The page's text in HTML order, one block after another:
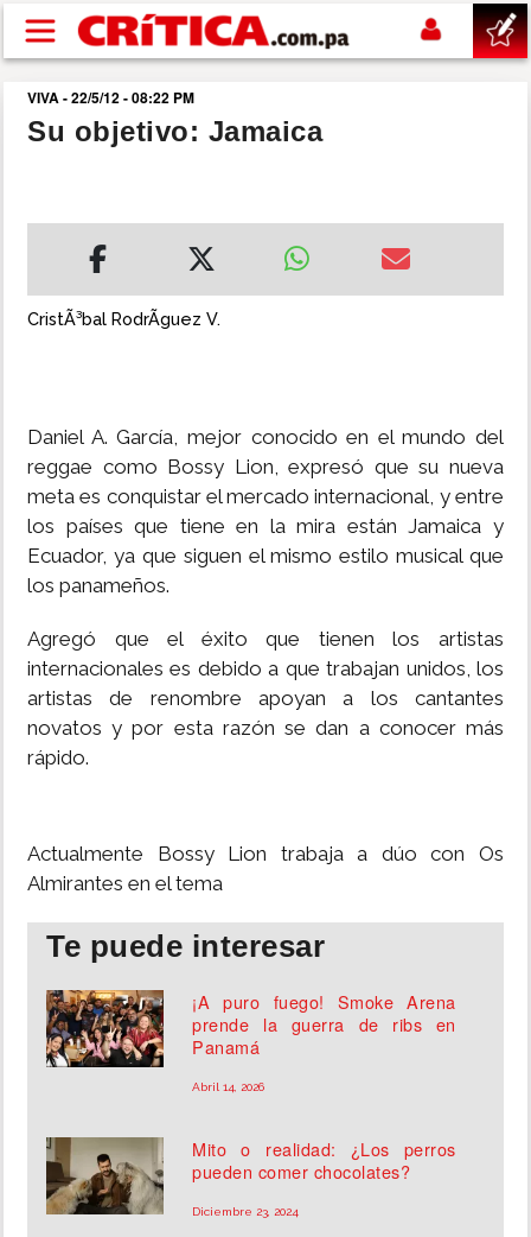
Pasar al contenido principal
buscar
POLÍTICA
DEPORTES
MUNDO
INSÓLITAS
MULTIMEDIA
IMPRESO
VIVA - 22/5/12 - 08:22 PM
Su objetivo: Jamaica
CristÃ³bal RodrÃ­guez V.
Daniel A. García, mejor conocido en el mundo del
reggae como Bossy Lion, expresó que su nueva
meta es conquistar el mercado internacional, y entre
los países que tiene en la mira están Jamaica y
Ecuador, ya que siguen el mismo estilo musical que
los panameños.
Agregó que el éxito que tienen los artistas
internacionales es debido a que trabajan unidos, los
artistas de renombre apoyan a los cantantes
novatos y por esta razón se dan a conocer más
rápido.
Actualmente Bossy Lion trabaja a dúo con Os
Almirantes en el tema
Te puede interesar
¡A puro fuego! Smoke Arena
prende la guerra de ribs en
Panamá
Abril 14, 2026
Mito o realidad: ¿Los perros
pueden comer chocolates?
Diciembre 23, 2024